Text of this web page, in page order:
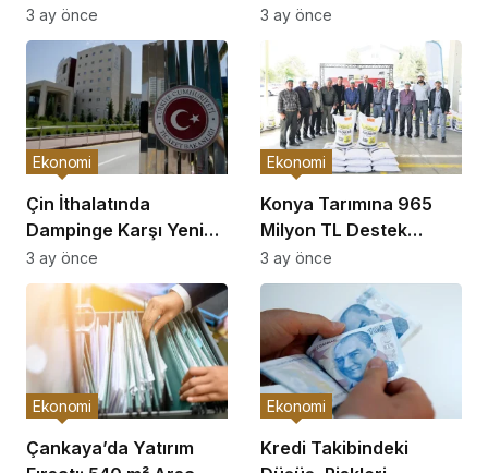
Açıklaması
3 ay önce
Görüşme
3 ay önce
Çin İthalatında
Dampinge Karşı Yeni
Önlemler!
Ekonomi
3 ay önce
Konya Tarımına 965
Milyon TL Destek
Açıklaması
Ekonomi
3 ay önce
Çankaya’da Yatırım
Ekonomi
Kredi Takibindeki
Ekonomi